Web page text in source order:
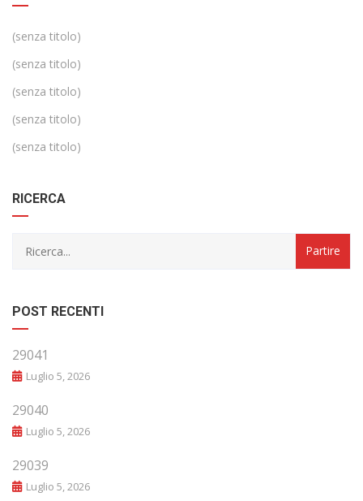
(senza titolo)
(senza titolo)
(senza titolo)
(senza titolo)
(senza titolo)
RICERCA
POST RECENTI
29041
Luglio 5, 2026
29040
Luglio 5, 2026
29039
Luglio 5, 2026